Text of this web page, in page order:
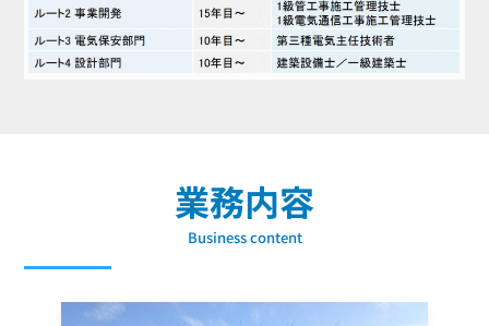
業務内容
Business content